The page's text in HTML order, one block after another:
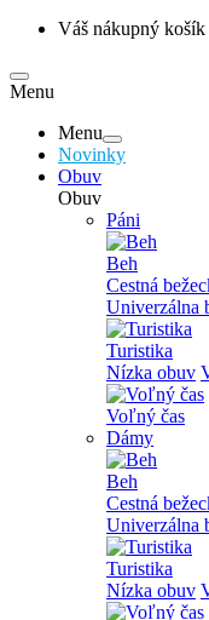
Váš nákupný
Menu
Menu
Novinky
Obuv
Obuv
Páni
Beh
Cestná
Univerzálna
Turistika
Nízka obuv
Voľný čas
Dámy
Beh
Cestná
Univerzálna
Turistika
Nízka obuv